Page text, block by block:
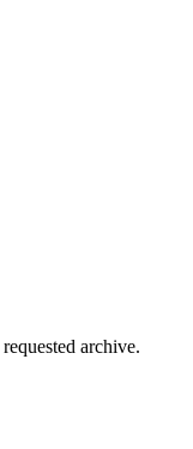
archive.